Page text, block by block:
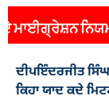
ਨਿਯਮਾਂ
ਦੀਪਇੰਦਰਜੀਤ ਸਿੰਘ
ਕਿਹਾ ਯਾਦ ਕਦੇ